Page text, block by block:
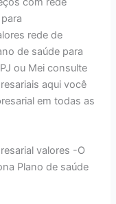
rede de
de saúde para
ou Mei consulte
aqui você
em todas as
valores -O
Plano de saúde